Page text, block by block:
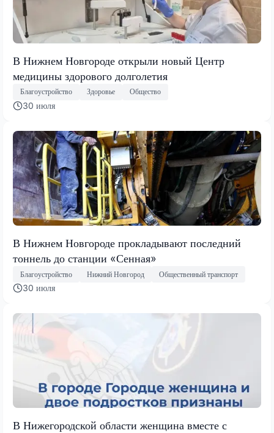
В Нижнем Новгороде открыли новый Центр
медицины здорового долголетия
Благоустройство Здоровье Общество
30 июля
В Нижнем Новгороде прокладывают последний
тоннель до станции «Сенная»
Благоустройство Нижний Новгород Общественный транспорт
30 июля
В Нижегородской области женщина вместе с